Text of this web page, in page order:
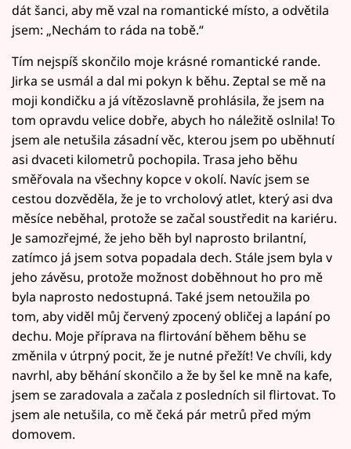
dát šanci, aby mě vzal na romantické místo, a odvětila
jsem: „Nechám to ráda na tobě.“
Tím nejspíš skončilo moje krásné romantické rande.
Jirka se usmál a dal mi pokyn k běhu. Zeptal se mě na
moji kondičku a já vítězoslavně prohlásila, že jsem na
tom opravdu velice dobře, abych ho náležitě oslnila! To
jsem ale netušila zásadní věc, kterou jsem po uběhnutí
asi dvaceti kilometrů pochopila. Trasa jeho běhu
směřovala na všechny kopce v okolí. Navíc jsem se
cestou dozvěděla, že je to vrcholový atlet, který asi dva
měsíce neběhal, protože se začal soustředit na kariéru.
Je samozřejmé, že jeho běh byl naprosto brilantní,
zatímco já jsem sotva popadala dech. Stále jsem byla v
jeho závěsu, protože možnost doběhnout ho pro mě
byla naprosto nedostupná. Také jsem netoužila po
tom, aby viděl můj červený zpocený obličej a lapání po
dechu. Moje příprava na flirtování během běhu se
změnila v útrpný pocit, že je nutné přežít! Ve chvíli, kdy
navrhl, aby běhání skončilo a že by šel ke mně na kafe,
jsem se zaradovala a začala z posledních sil flirtovat. To
jsem ale netušila, co mě čeká pár metrů před mým
domovem.